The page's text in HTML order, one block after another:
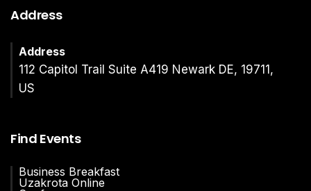
Address
Address
112 Capitol Trail Suite A419 Newark DE, 19711,
US
Find Events
Business Breakfast
Uzakrota Online